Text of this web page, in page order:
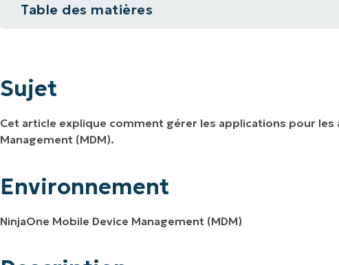
Table des matières
Ressources supplémentaires
Sujet
Cet article explique comment gérer les applications pour les
Management (MDM).
Environnement
NinjaOne Mobile Device Management (MDM)